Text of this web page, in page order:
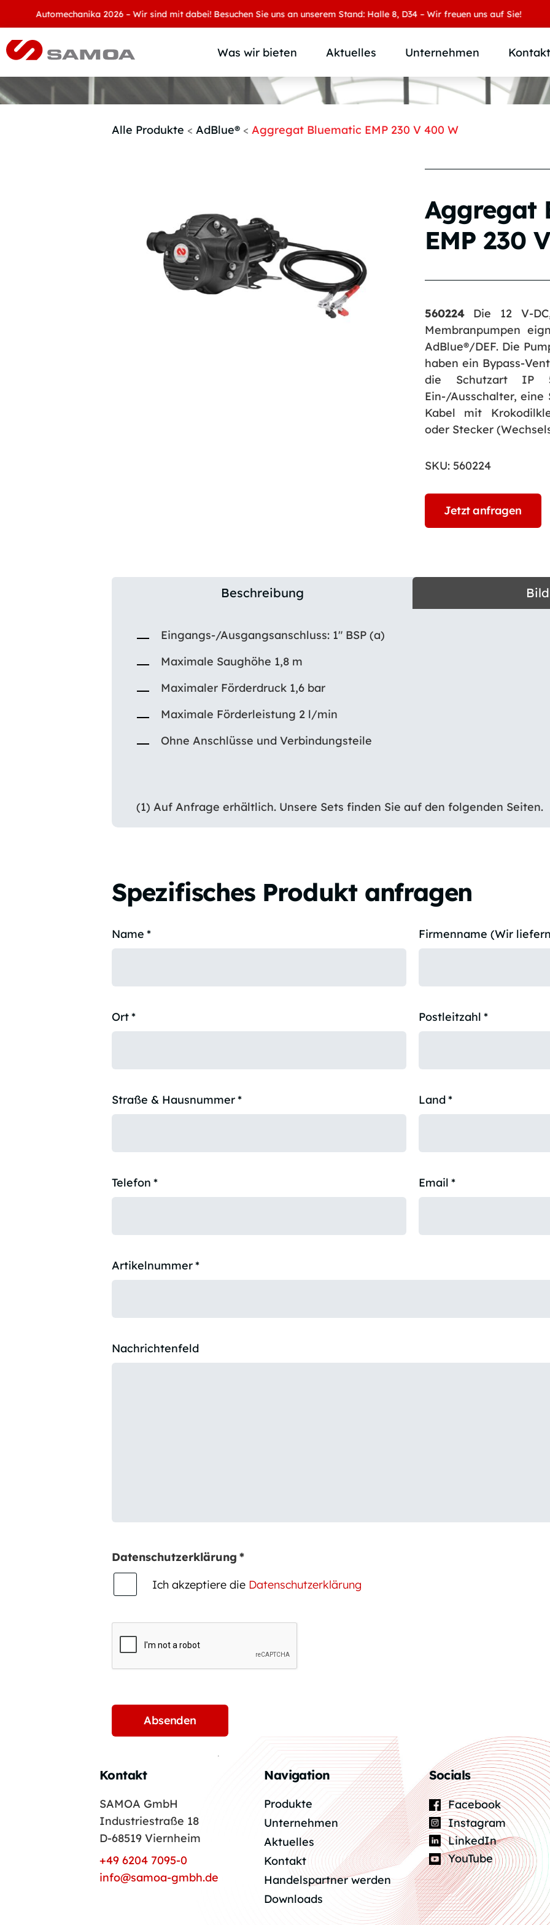
Automechanika 2026 – Wir sind mit dabei! Besuchen Sie uns an unserem Stand: Halle 8, D34 – Wir freuen uns auf Sie!
Was wir bieten
Produktübersicht
Produktkategorie
Branchen und Märkte
Aktuelles Unternehmen
Wer wir sind
SAMOA Gruppe
Downloads
Kontakt
Alle Produkte < AdBlue® < Aggregat Bluematic EMP 230 V 400 W
Aggregat
EMP 230
560224Die 12 V-
Membranpumpen
AdBlue®/DEF. Die
haben ein Bypass-
die Schutzart IP
Ein-/Ausschalter,
Kabel mit
oder Stecker
SKU: 560224
Jetzt anfragen
Beschreibung
Eingangs-/Ausgangsanschluss: 1″ BSP (a)
Maximale Saughöhe 1,8 m
Maximaler Förderdruck 1,6 bar
Maximale Förderleistung 2 l/min
Ohne Anschlüsse und Verbindungsteile
(1) Auf Anfrage erhältlich. Unsere Sets finden Sie auf den folgenden Seiten.
Spezifisches Produkt anfragen
Name * Firmenname (Wir
Ort* Postleitzahl *
Straße & Hausnummer* Land*
Telefon * Email *
Artikelnummer*
Nachrichtenfeld
Datenschutzerklärung *
Ich akzeptiere die Datenschutzerklärung
Kontakt
SAMOA GmbH
Industriestraße 18
D-68519 Viernheim
+49 6204 7095-0
info@samoa-gmbh.de
Navigation
Produkte
Unternehmen
Aktuelles
Kontakt
Handelspartner werden
Downloads
Socials
Facebook
Instagram
LinkedIn
YouTube